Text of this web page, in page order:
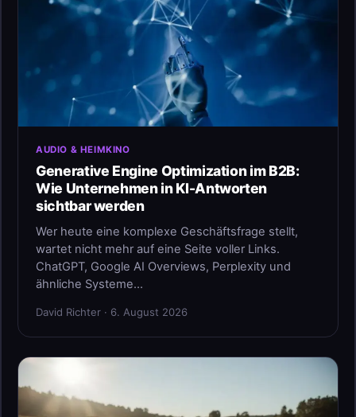
AUDIO & HEIMKINO
Generative Engine Optimization im B2B:
Wie Unternehmen in KI-Antworten
sichtbar werden
Wer heute eine komplexe Geschäftsfrage stellt,
wartet nicht mehr auf eine Seite voller Links.
ChatGPT, Google AI Overviews, Perplexity und
ähnliche Systeme…
David Richter · 6. August 2026